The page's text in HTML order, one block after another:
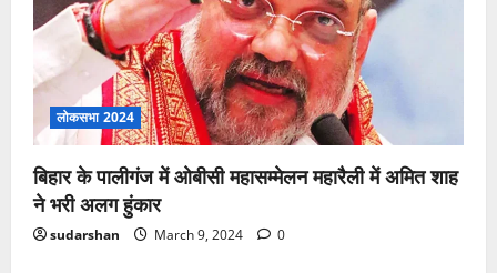
लोकसभा 2024
बिहार के पालीगंज में ओबीसी महासम्मेलन महारैली में अमित शाह
ने भरी अलग हुंकार
sudarshan March 9, 2024 0